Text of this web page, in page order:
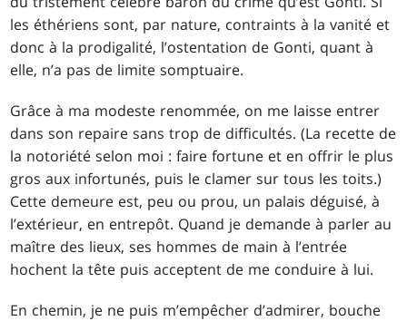
les éthériens sont, par nature, contraints à la vanité et
donc à la prodigalité, l’ostentation de Gonti, quant à
elle, n’a pas de limite somptuaire.
Grâce à ma modeste renommée, on me laisse entrer
dans son repaire sans trop de difficultés. (La recette de
la notoriété selon moi : faire fortune et en offrir le plus
gros aux infortunés, puis le clamer sur tous les toits.)
Cette demeure est, peu ou prou, un palais déguisé, à
l’extérieur, en entrepôt. Quand je demande à parler au
maître des lieux, ses hommes de main à l’entrée
hochent la tête puis acceptent de me conduire à lui.
En chemin, je ne puis m’empêcher d’admirer, bouche